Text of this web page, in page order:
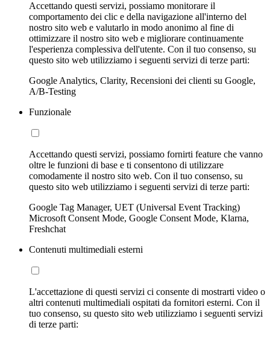
Accettando questi servizi, possiamo monitorare il
comportamento dei clic e della navigazione all'interno del
nostro sito web e valutarlo in modo anonimo al fine di
ottimizzare il nostro sito web e migliorare continuamente
l'esperienza complessiva dell'utente. Con il tuo consenso, su
questo sito web utilizziamo i seguenti servizi di terze parti:
Google Analytics, Clarity, Recensioni dei clienti su Google,
A/B-Testing
Funzionale
Accettando questi servizi, possiamo fornirti feature che vanno
oltre le funzioni di base e ti consentono di utilizzare
comodamente il nostro sito web. Con il tuo consenso, su
questo sito web utilizziamo i seguenti servizi di terze parti:
Google Tag Manager, UET (Universal Event Tracking)
Microsoft Consent Mode, Google Consent Mode, Klarna,
Freshchat
Contenuti multimediali esterni
L'accettazione di questi servizi ci consente di mostrarti video o
altri contenuti multimediali ospitati da fornitori esterni. Con il
tuo consenso, su questo sito web utilizziamo i seguenti servizi
di terze parti: